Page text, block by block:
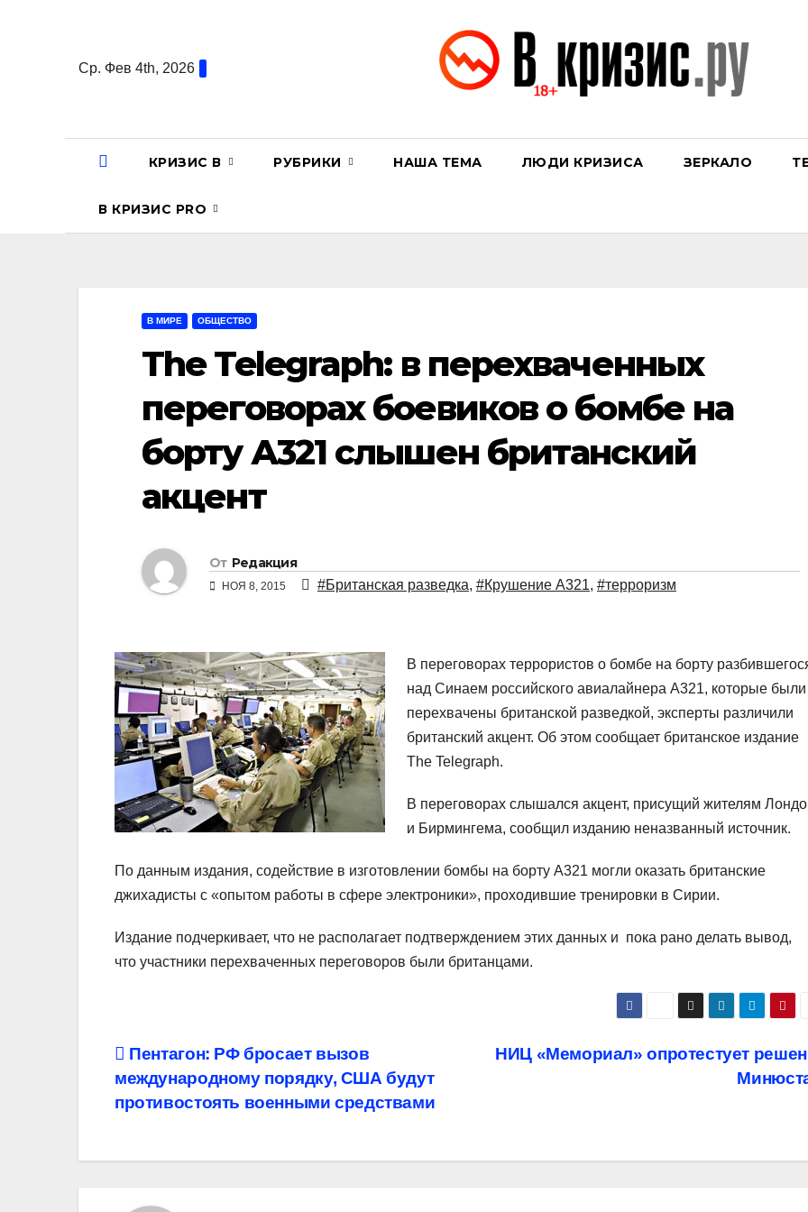
содержаниюСр. Фев 4th, 2026
КРИЗИС В РУБРИКИ НАША ТЕМА ЛЮДИ КРИЗИСА ЗЕРКАЛО
В КРИЗИС PRO
В МИРЕ ОБЩЕСТВО
The Telegraph: в перехваченных
переговорах боевиков о бомбе на
борту А321 слышен британский
акцент
От Редакция
НОЯ 8, 2015 #Британская разведка, #Крушение А321, #терроризм
В переговорах террористов о бомбе на борту
над Синаем российского авиалайнера А321, которые были
перехвачены британской разведкой, эксперты различили
британский акцент. Об этом сообщает британское издание
The Telegraph.
В переговорах слышался акцент, присущий жителям
и Бирмингема, сообщил изданию неназванный источник.
По данным издания, содействие в изготовлении бомбы на борту А321 могли оказать британские
джихадисты с «опытом работы в сфере электроники», проходившие тренировки в Сирии.
Издание подчеркивает, что не располагает подтверждением этих данных и пока рано делать вывод,
что участники перехваченных переговоров были британцами.
Навигация
по
НИЦ «Мемориал» опротестует
Пентагон: РФ бросает вызов
международному порядку, США будут
противостоять военными средствами